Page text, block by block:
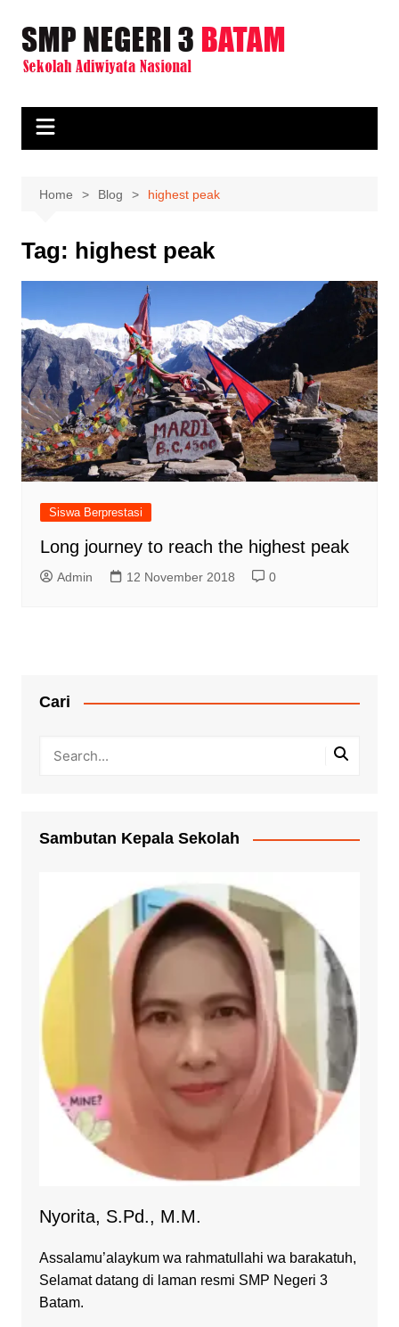
content
Home Blog highest peak
Tag: highest peak
Siswa Berprestasi
Long journey to reach the highest peak
Admin 12 November 2018 0
Cari
Sambutan Kepala Sekolah
Nyorita, S.Pd., M.M.
Assalamu’alaykum wa rahmatullahi wa barakatuh,
Selamat datang di laman resmi SMP Negeri 3
Batam.